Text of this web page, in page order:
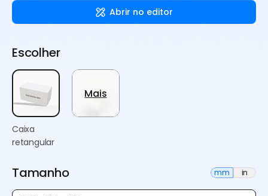
Abrir no editor
Escolher
Caixa
retangular
Mais
Tamanho mm in